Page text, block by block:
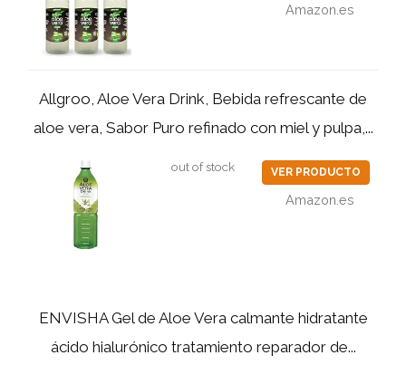
Amazon.es
Allgroo, Aloe Vera Drink, Bebida refrescante de
aloe vera, Sabor Puro refinado con miel y pulpa,...
out of stock VER PRODUCTO
Amazon.es
ENVISHA Gel de Aloe Vera calmante hidratante
ácido hialurónico tratamiento reparador de...